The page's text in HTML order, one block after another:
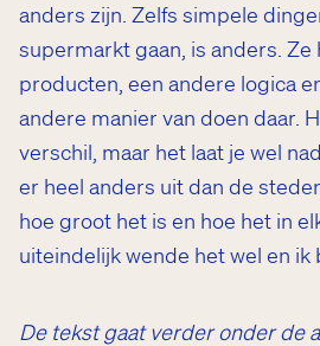
anders zijn. Zelfs simpele
supermarkt gaan, is anders.
producten, een andere logica
andere manier van doen daar.
verschil, maar het laat je wel
er heel anders uit dan de
hoe groot het is en hoe het in
uiteindelijk wende het wel en ik
De tekst gaat verder onder de